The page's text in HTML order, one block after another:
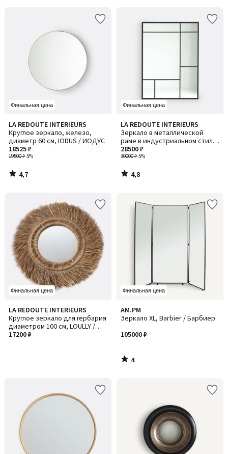
Финальная цена
LA REDOUTE INTERIEURS
Круглое зеркало, железо,
диаметр 60 см, IODUS / ИОДУС
19500 ₽-5%
18525 ₽
4,7
/ 5
4,7
/
Финальная цена
LA REDOUTE INTERIEURS
Зеркало в металлической
раме в индустриальном стиле,
120x90 см, Lenaig / Ленэг
30000 ₽-5%
28500 ₽
4,8
/ 5
4,8
/
Финальная цена
LA REDOUTE INTERIEURS
Круглое зеркало для гербария
диаметром 100 см, LOULLY /
ЛУЛЛИ
17200 ₽
Финальная цена
AM.PM
Зеркало XL, Barbier / Барбиер
105000 ₽
4
/
4
/